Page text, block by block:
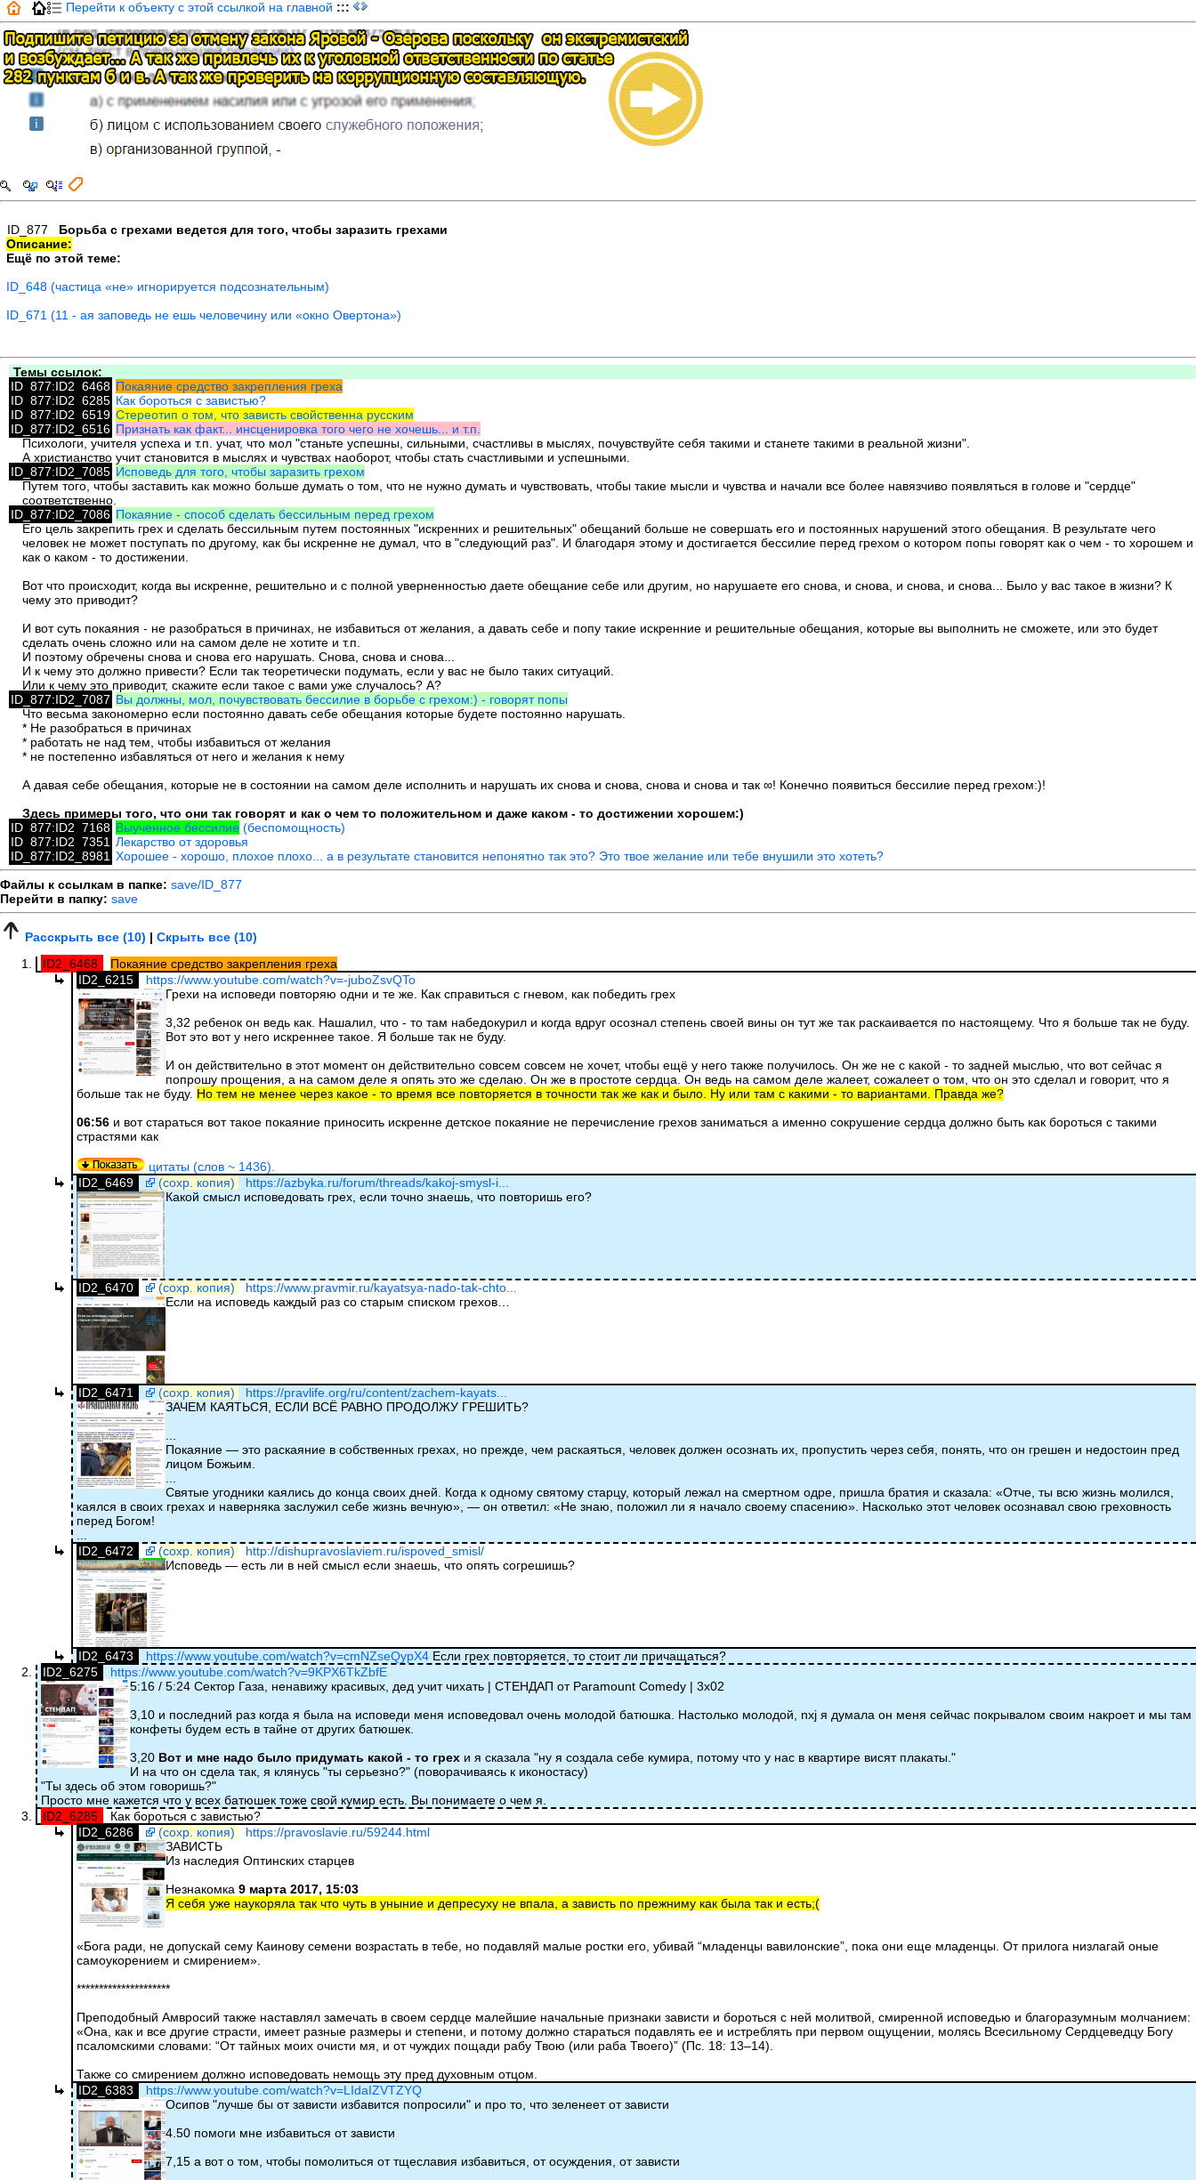
Перейти к объекту с этой ссылкой на главной :::
ID_877 Борьба с грехами ведется для того, чтобы заразить грехами
Описание:
Ещё по этой теме:
ID_648 (частица «не» игнорируется подсознательным)
ID_671 (11 - ая заповедь не ешь человечину или «окно Овертона»)
Темы ссылок:
ID_877:ID2_6468 Покаяние средство закрепления греха
ID_877:ID2_6285 Как бороться с завистью?
ID_877:ID2_6519 Стереотип о том, что зависть свойственна русским
ID_877:ID2_6516 Признать как факт... инсценировка того чего не хочешь... и т.п.
Психологи, учителя успеха и т.п. учат, что мол "станьте успешны, сильными, счастливы в мыслях, почувствуйте себя такими и станете такими в реальной жизни".
А христианство учит становится в мыслях и чувствах наоборот, чтобы стать счастливыми и успешными.
ID_877:ID2_7085 Исповедь для того, чтобы заразить грехом
Путем того, чтобы заставить как можно больше думать о том, что не нужно думать и чувствовать, чтобы такие мысли и чувства и начали все более навязчиво появляться в голове и "сердце"
соответственно.
ID_877:ID2_7086 Покаяние - способ сделать бессильным перед грехом
Его цель закрепить грех и сделать бессильным путем постоянных "искренних и решительных" обещаний больше не совершать его и постоянных нарушений этого обещания. В результате чего
человек не может поступать по другому, как бы искренне не думал, что в "следующий раз". И благодаря этому и достигается бессилие перед грехом о котором попы говорят как о чем - то хорошем и
как о каком - то достижении.
Вот что происходит, когда вы искренне, решительно и с полной уверненностью даете обещание себе или другим, но нарушаете его снова, и снова, и снова, и снова... Было у вас такое в жизни? К
чему это приводит?
И вот суть покаяния - не разобраться в причинах, не избавиться от желания, а давать себе и попу такие искренние и решительные обещания, которые вы выполнить не сможете, или это будет
сделать очень сложно или на самом деле не хотите и т.п.
И поэтому обречены снова и снова его нарушать. Снова, снова и снова...
И к чему это должно привести? Если так теоретически подумать, если у вас не было таких ситуаций.
Или к чему это приводит, скажите если такое с вами уже случалось? А?
ID_877:ID2_7087 Вы должны, мол, почувствовать бессилие в борьбе с грехом:) - говорят попы
Что весьма закономерно если постоянно давать себе обещания которые будете постоянно нарушать.
* Не разобраться в причинах
* работать не над тем, чтобы избавиться от желания
* не постепенно избавляться от него и желания к нему
А давая себе обещания, которые не в состоянии на самом деле исполнить и нарушать их снова и снова, снова и снова и так ∞! Конечно появиться бессилие перед грехом:)!
Здесь примеры того, что они так говорят и как о чем то положительном и даже каком - то достижении хорошем:)
ID_877:ID2_7168 Выученное бессилие (беспомощность)
ID_877:ID2_7351 Лекарство от здоровья
ID_877:ID2_8981 Хорошее - хорошо, плохое плохо... а в результате становится непонятно так это? Это твое желание или тебе внушили это хотеть?
Файлы к ссылкам в папке: save/ID_877
Перейти в папку: save
Расскрыть все (10) | Скрыть все (10)
ID2_6468
Покаяние средство закрепления греха
ID2_6215
https://www.youtube.com/watch?v=-juboZsvQTo
Грехи на исповеди повторяю одни и те же. Как справиться с гневом, как победить грех
3,32 ребенок он ведь как. Нашалил, что - то там набедокурил и когда вдруг осознал степень своей вины он тут же так раскаивается по настоящему. Что я больше так не буду.
Вот это вот у него искреннее такое. Я больше так не буду.
И он действительно в этот момент он действительно совсем совсем не хочет, чтобы ещё у него также получилось. Он же не с какой - то задней мыслью, что вот сейчас я
попрошу прощения, а на самом деле я опять это же сделаю. Он же в простоте сердца. Он ведь на самом деле жалеет, сожалеет о том, что он это сделал и говорит, что я
больше так не буду. Но тем не менее через какое - то время все повторяется в точности так же как и было. Ну или там с какими - то вариантами. Правда же?
06:56 и вот стараться вот такое покаяние приносить искренне детское покаяние не перечисление грехов заниматься а именно сокрушение сердца должно быть как бороться с такими
страстями как
цитаты (слов ~ 1436).
ID2_6469
(сохр. копия)
https://azbyka.ru/forum/threads/kakoj-smysl-i...
Какой смысл исповедовать грех, если точно знаешь, что повторишь его?
ID2_6470 (сохр. копия)
https://www.pravmir.ru/kayatsya-nado-tak-chto...
Если на исповедь каждый раз со старым списком грехов…
ID2_6471 (сохр. копия)
https://pravlife.org/ru/content/zachem-kayats...
ЗАЧЕМ КАЯТЬСЯ, ЕСЛИ ВСЁ РАВНО ПРОДОЛЖУ ГРЕШИТЬ?
...
Покаяние — это раскаяние в собственных грехах, но прежде, чем раскаяться, человек должен осознать их, пропустить через себя, понять, что он грешен и недостоин пред
лицом Божьим.
...
Святые угодники каялись до конца своих дней. Когда к одному святому старцу, который лежал на смертном одре, пришла братия и сказала: «Отче, ты всю жизнь молился,
каялся в своих грехах и наверняка заслужил себе жизнь вечную», — он ответил: «Не знаю, положил ли я начало своему спасению». Насколько этот человек осознавал свою греховность
перед Богом!
...
ID2_6472
(сохр. копия)
http://dishupravoslaviem.ru/ispoved_smisl/
Исповедь — есть ли в ней смысл если знаешь, что опять согрешишь?
ID2_6473 https://www.youtube.com/watch?v=cmNZseQypX4 Если грех повторяется, то стоит ли причащаться?
ID2_6275
https://www.youtube.com/watch?v=9KPX6TkZbfE
5:16 / 5:24 Сектор Газа, ненавижу красивых, дед учит чихать | СТЕНДАП от Paramount Comedy | 3х02
3,10 и последний раз когда я была на исповеди меня исповедовал очень молодой батюшка. Настолько молодой, nxj я думала он меня сейчас покрывалом своим накроет и мы там
конфеты будем есть в тайне от других батюшек.
3,20 Вот и мне надо было придумать какой - то грех и я сказала "ну я создала себе кумира, потому что у нас в квартире висят плакаты."
И на что он сдела так, я клянусь "ты серьезно?" (поворачиваясь к иконостасу)
"Ты здесь об этом говоришь?"
Просто мне кажется что у всех батюшек тоже свой кумир есть. Вы понимаете о чем я.
ID2_6285
Как бороться с завистью?
ID2_6286
(сохр. копия)
https://pravoslavie.ru/59244.html
ЗАВИСТЬ
Из наследия Оптинских старцев
Незнакомка 9 марта 2017, 15:03
Я себя уже наукоряла так что чуть в уныние и депресуху не впала, а зависть по прежниму как была так и есть;(
«Бога ради, не допускай сему Каинову семени возрастать в тебе, но подавляй малые ростки его, убивай “младенцы вавилонские”, пока они еще младенцы. От прилога низлагай оные
самоукорением и смирением».
*********************
Преподобный Амвросий также наставлял замечать в своем сердце малейшие начальные признаки зависти и бороться с ней молитвой, смиренной исповедью и благоразумным молчанием:
«Она, как и все другие страсти, имеет разные размеры и степени, и потому должно стараться подавлять ее и истреблять при первом ощущении, молясь Всесильному Сердцеведцу Богу
псаломскими словами: “От тайных моих очисти мя, и от чуждих пощади рабу Твою (или раба Твоего)” (Пс. 18: 13–14).
Также со смирением должно исповедовать немощь эту пред духовным отцом.
ID2_6383
https://www.youtube.com/watch?v=LIdaIZVTZYQ
Осипов "лучше бы от зависти избавится попросили" и про то, что зеленеет от зависти
4.50 помоги мне избавиться от зависти
7,15 а вот о том, чтобы помолиться от тщеславия избавиться, от осуждения, от зависти